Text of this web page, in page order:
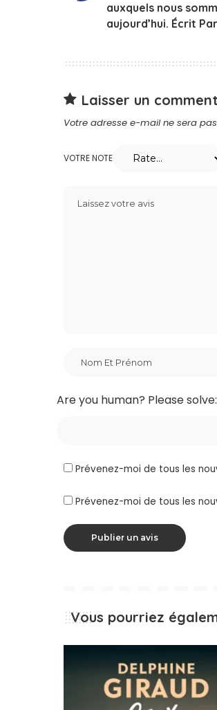
auxquels nous
aujourd’hui. Écrit
Laisser un
Votre adresse e-mail ne sera
VOTRE NOTE
Are you human? Please solve:
Prévenez-moi de tous les
Prévenez-moi de tous les
Vous pourriez